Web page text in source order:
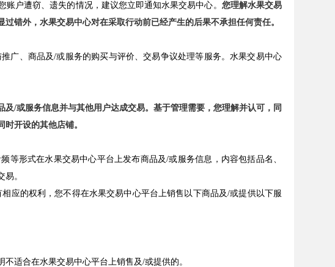
户遭窃、遗失的情况，建议您立即通知水果交易中心。 您理解水果交易
错外，水果交易中心对在采取行动前已经产生的后果不承担任何责任。
广、商品及/或服务的购买与评价、交易争议处理等服务。水果交易中心
/或服务信息并与其他用户达成交易。基于管理需要，您理解并认可，同
开设的其他店铺。
等形式在水果交易中心平台上发布商品及/或服务信息，内容包括品名、
。
应的权利，您不得在水果交易中心平台上销售以下商品及/或提供以下服
适合在水果交易中心平台上销售及/或提供的。